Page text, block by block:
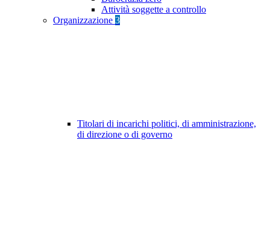
Attività soggette a controllo
Organizzazione 3
Titolari di incarichi politici, di amministrazione,
di direzione o di governo